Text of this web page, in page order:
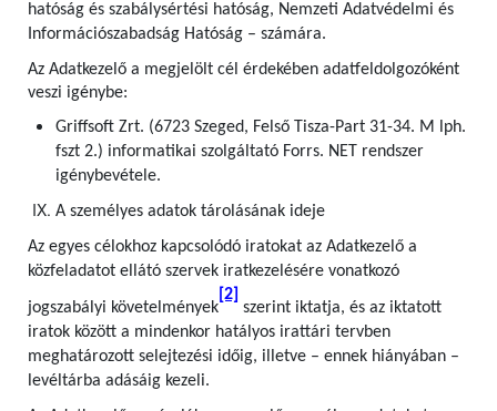
hatóság és szabálysértési hatóság, Nemzeti Adatvédelmi és
Információszabadság Hatóság – számára.
Az Adatkezelő a megjelölt cél érdekében adatfeldolgozóként
veszi igénybe:
Griffsoft Zrt. (6723 Szeged, Felső Tisza-Part 31-34. M lph.
fszt 2.) informatikai szolgáltató Forrs. NET rendszer
igénybevétele.
A személyes adatok tárolásának ideje
Az egyes célokhoz kapcsolódó iratokat az Adatkezelő a
közfeladatot ellátó szervek iratkezelésére vonatkozó
jogszabályi követelmények
[2]
szerint iktatja, és az iktatott
iratok között a mindenkor hatályos irattári tervben
meghatározott selejtezési időig, illetve – ennek hiányában –
levéltárba adásáig kezeli.